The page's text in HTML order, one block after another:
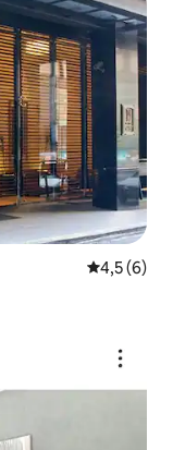
4,5 de
4,5 (6)